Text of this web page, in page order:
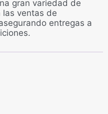
gran variedad de
las ventas de
entregas a